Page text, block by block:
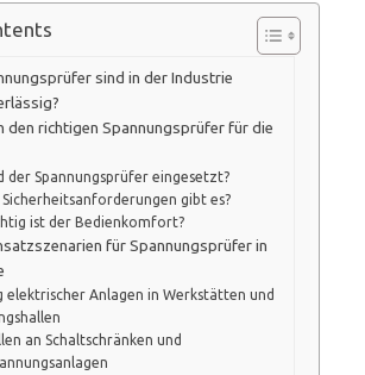
sind in der Industrie
den richtigen Spannungsprüfer für die
der Spannungsprüfer eingesetzt?
Sicherheitsanforderungen gibt es?
ist der Bedienkomfort?
für Spannungsprüfer in
elektrischer Anlagen in Werkstätten und
an Schaltschränken und